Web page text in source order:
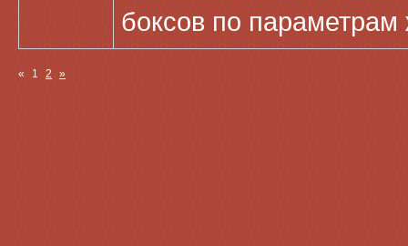
боксов по параметрам
« 1 2 »